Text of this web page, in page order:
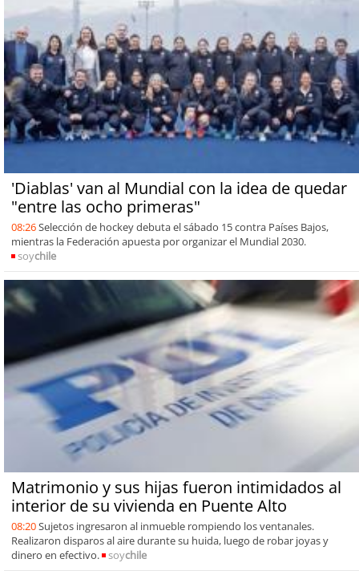
'Diablas' van al Mundial con la idea de quedar
"entre las ocho primeras"
08:26Selección de hockey debuta el sábado 15 contra Países Bajos,
mientras la Federación apuesta por organizar el Mundial 2030.
soychile
Matrimonio y sus hijas fueron intimidados al
interior de su vivienda en Puente Alto
08:20Sujetos ingresaron al inmueble rompiendo los ventanales.
Realizaron disparos al aire durante su huida, luego de robar joyas y
dinero en efectivo.
soychile